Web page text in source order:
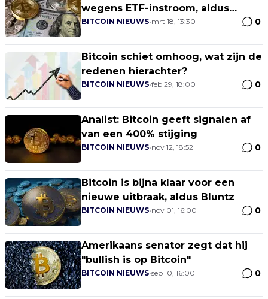
wegens ETF-instroom, aldus
Binance CEO
BITCOIN NIEUWS•mrt 18, 13:30 0
Bitcoin schiet omhoog, wat zijn de
redenen hierachter?
BITCOIN NIEUWS•feb 29, 18:00 0
Analist: Bitcoin geeft signalen af
van een 400% stijging
BITCOIN NIEUWS•nov 12, 18:52 0
Bitcoin is bijna klaar voor een
nieuwe uitbraak, aldus Bluntz
BITCOIN NIEUWS•nov 01, 16:00 0
Amerikaans senator zegt dat hij
"bullish is op Bitcoin"
BITCOIN NIEUWS•sep 10, 16:00 0